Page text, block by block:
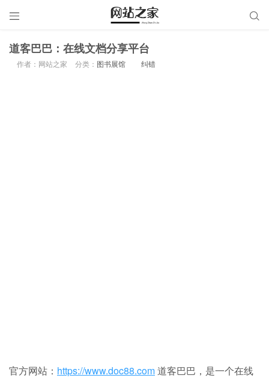
 
道客巴巴：在线文档分享平台
作者：网站之家 分类： 图书展馆 纠错
官方网站： https://www.doc88.com道客巴巴，是一个在线